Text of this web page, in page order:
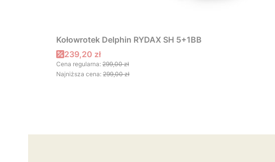
Kołowrotek Delphin RYDAX SH 5+1BB
Cena promocyjna
239,20 zł
Cena regularna: 299,00 zł
Najniższa cena: 299,00 zł